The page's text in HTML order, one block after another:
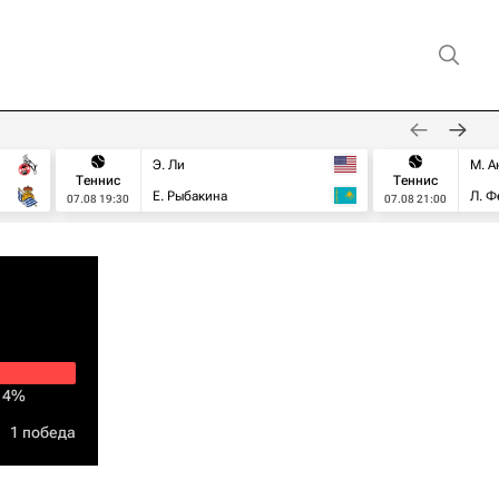
Теннис
07.08 19:30
Э. Ли
Е. Рыбакина
Теннис
07.08 21:00
М.
Л.
1 победа